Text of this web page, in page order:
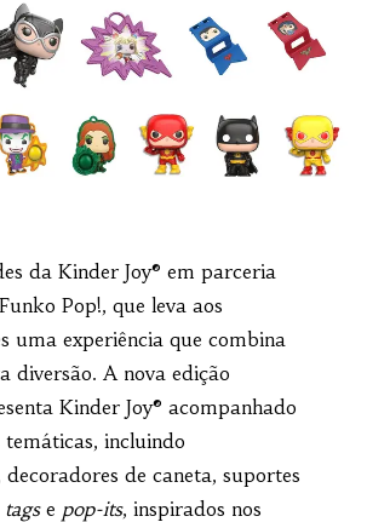
da Kinder Joy® em parceria
Pop!, que leva aos
uma experiência que combina
diversão. A nova edição
Kinder Joy® acompanhado
temáticas, incluindo
decoradores de caneta, suportes
tagse pop-its, inspirados nos